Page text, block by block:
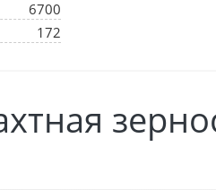
6700
172